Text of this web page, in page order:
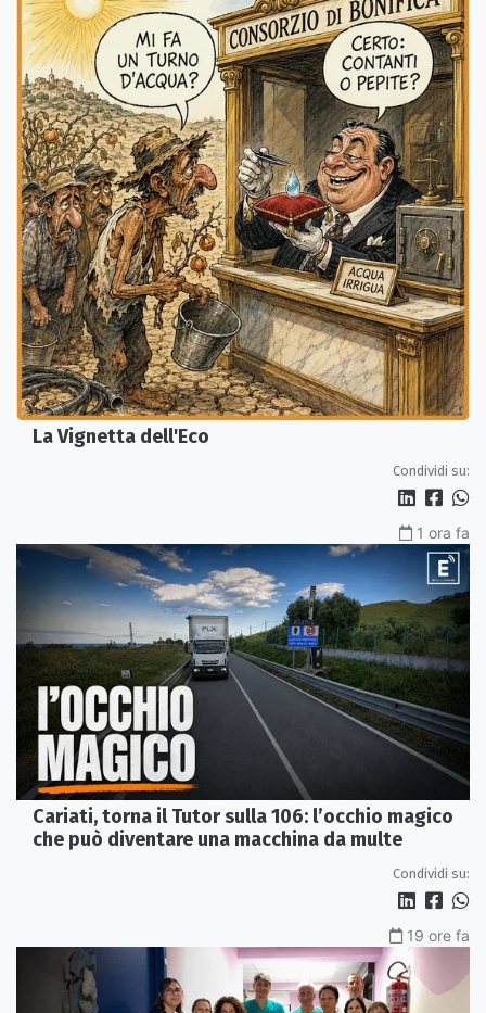
La Vignetta dell'Eco
Condividi su:
1 ora fa
Cariati, torna il Tutor sulla 106: l’occhio magico
che può diventare una macchina da multe
Condividi su:
19 ore fa